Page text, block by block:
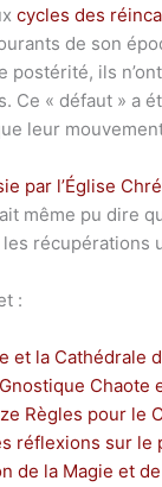
cycles des
de son
postérité, ils
Ce « défaut » a
leur
par l’Église
même pu dire
les récupérations
:
et la Cathédrale
Gnostique Chaote
Règles pour le
réflexions sur le
de la Magie et